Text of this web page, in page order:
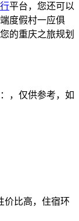
平台，您还可以
度假村一应俱
的重庆之旅规划
，仅供参考，如
价比高，住宿环